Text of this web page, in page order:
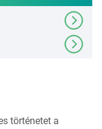
történetet a